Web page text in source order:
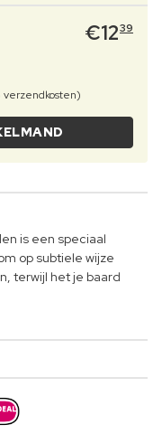
€1239
verzendkosten)
is een speciaal
op subtiele wijze
terwijl het je baard